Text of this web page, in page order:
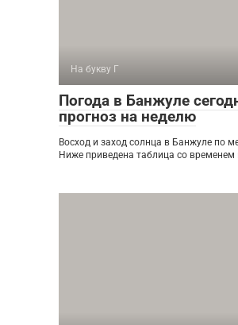
На букву Г
Погода в Банжуле
прогноз на неделю
Восход и заход солнца в Банжуле по
Ниже приведена таблица со временем